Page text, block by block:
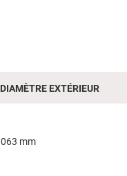
DIAMÈTRE EXTÉRIEUR
063 mm